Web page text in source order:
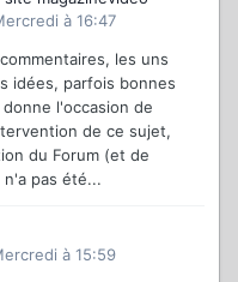
à 16:47
les uns
idées, parfois bonnes
l'occasion de
de ce sujet,
du Forum (et de
n'a pas été...
à 15:59